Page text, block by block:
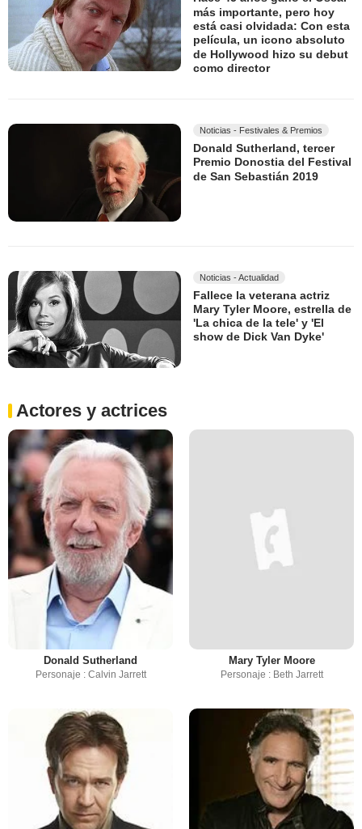
más importante, pero hoy
está casi olvidada: Con esta
película, un icono absoluto
de Hollywood hizo su debut
como director
Noticias - Festivales & Premios
Donald Sutherland, tercer
Premio Donostia del Festival
de San Sebastián 2019
Noticias - Actualidad
Fallece la veterana actriz
Mary Tyler Moore, estrella de
'La chica de la tele' y 'El
show de Dick Van Dyke'
Actores y actrices
Donald Sutherland
Personaje : Calvin Jarrett
Mary Tyler Moore
Personaje : Beth Jarrett